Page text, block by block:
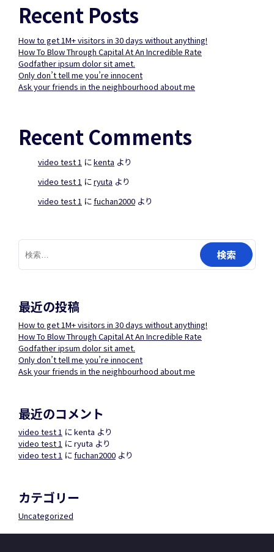
Recent Posts
How to get 1M+ visitors in 30 days without anything!
How To Blow Through Capital At An Incredible Rate
Godfather ipsum dolor sit amet.
Only don’t tell me you’re innocent
Ask your friends in the neighbourhood about me
Recent Comments
video test 1 にkenta より
video test 1 にryuta より
video test 1 にfuchan2000 より
検
索:
最近の投稿
How to get 1M+ visitors in 30 days without anything!
How To Blow Through Capital At An Incredible Rate
Godfather ipsum dolor sit amet.
Only don’t tell me you’re innocent
Ask your friends in the neighbourhood about me
最近のコメント
video test 1 にkenta より
video test 1 にryuta より
video test 1 にfuchan2000 より
カテゴリー
Uncategorized